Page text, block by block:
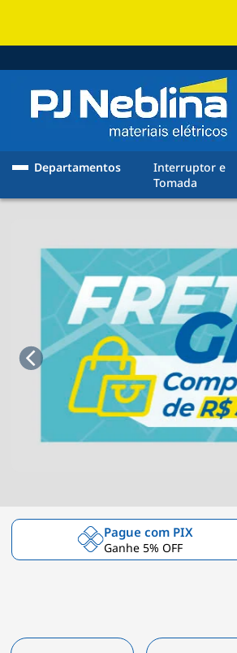
Departamentos
Interruptor e
Tomada
Pague com PIX
Ganhe 5% OFF